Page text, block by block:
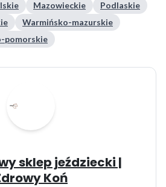
Mazowieckie
Podlaskie
Warmińsko-mazurskie
pomorskie
sklep jeździecki |
Koń